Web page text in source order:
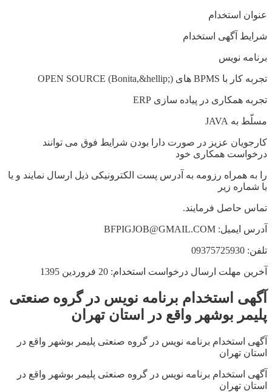
عنوان استخدام
شرایط آگهی استخدام
برنامه نویس
تجربه کار با BPMS های OPEN SOURCE (Bonita,&hellip;)
تجربه همکاری در پیاده سازی ERP
مسلّط به JAVA
کارجویان عزیز در صورت دارا بودن شرایط فوق می توانند
درخواست همکاری خود
را به همراه رزومه به آدرس پست الکترونیکی ذیل ارسال نمایند و یا
با شماره زیر
تماس حاصل فرمایند.
آدرس ایمیل: BFPIGJOB@GMAIL.COM
تلفن: 09375725930
آخرین مهلت ارسال درخواست استخدام: 20 فروردین 1395
آگهی استخدام برنامه نویس در گروه صنعتی
پلیمر بوشهر واقع در استان تهران
آگهی استخدام برنامه نویس در گروه صنعتی پلیمر بوشهر واقع در
استان تهران
آگهی استخدام برنامه نویس در گروه صنعتی پلیمر بوشهر واقع در
استان تهران